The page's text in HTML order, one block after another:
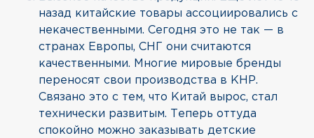
назад китайские товары ассоциировались с
некачественными. Сегодня это не так — в
странах Европы, СНГ они считаются
качественными. Многие мировые бренды
переносят свои производства в КНР.
Связано это с тем, что Китай вырос, стал
технически развитым. Теперь оттуда
спокойно можно заказывать детские